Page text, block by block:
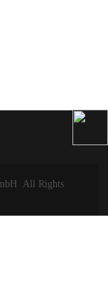
All Rights